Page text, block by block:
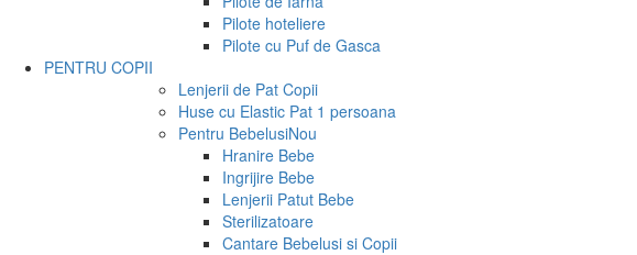
Pilote hoteliere
Pilote cu Puf de Gasca
PENTRU COPII
Lenjerii de Pat Copii
Huse cu Elastic Pat 1 persoana
Pentru BebelusiNou
Hranire Bebe
Ingrijire Bebe
Lenjerii Patut Bebe
Sterilizatoare
Cantare Bebelusi si Copii